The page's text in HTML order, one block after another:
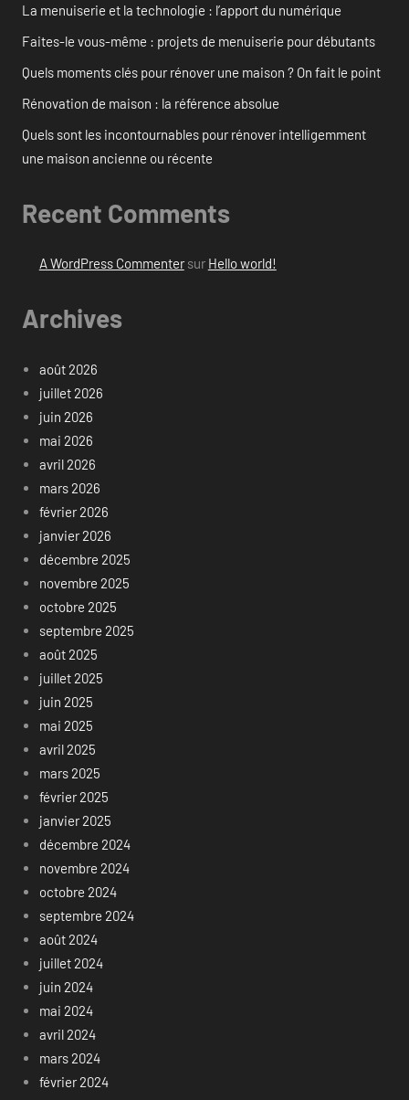
La menuiserie et la technologie : l’apport du numérique
Faites-le vous-même : projets de menuiserie pour débutants
Quels moments clés pour rénover une maison ? On fait le point
Rénovation de maison : la référence absolue
Quels sont les incontournables pour rénover intelligemment
une maison ancienne ou récente
Recent Comments
A WordPress Commentersur Hello world!
Archives
août 2026
juillet 2026
juin 2026
mai 2026
avril 2026
mars 2026
février 2026
janvier 2026
décembre 2025
novembre 2025
octobre 2025
septembre 2025
août 2025
juillet 2025
juin 2025
mai 2025
avril 2025
mars 2025
février 2025
janvier 2025
décembre 2024
novembre 2024
octobre 2024
septembre 2024
août 2024
juillet 2024
juin 2024
mai 2024
avril 2024
mars 2024
février 2024